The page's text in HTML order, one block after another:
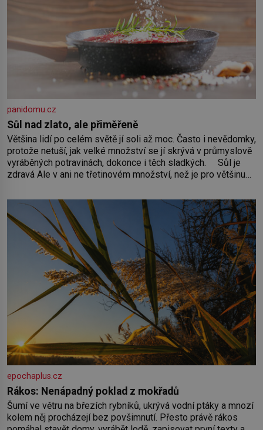
panidomu.cz
Sůl nad zlato, ale přiměřeně
Většina lidí po celém světě jí soli až moc. Často i nevědomky,
protože netuší, jak velké množství se jí skrývá v průmyslově
vyráběných potravinách, dokonce i těch sladkých. Sůl je
zdravá Ale v ani ne třetinovém množství, než je pro většinu
zásadní pro správné hospodaření
epochaplus.cz
Rákos: Nenápadný poklad z mokřadů
Šumí ve větru na březích rybníků, ukrývá vodní ptáky a mnozí
kolem něj procházejí bez povšimnutí. Přesto právě rákos